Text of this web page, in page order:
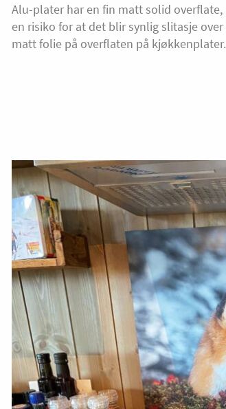
Alu-plater har en fin matt solid
en risiko for at det blir synlig slitasje
matt folie på overflaten på kjøkkenplater.